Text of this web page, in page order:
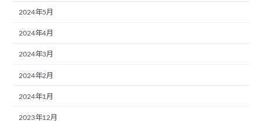
2024年5月
2024年4月
2024年3月
2024年2月
2024年1月
2023年12月